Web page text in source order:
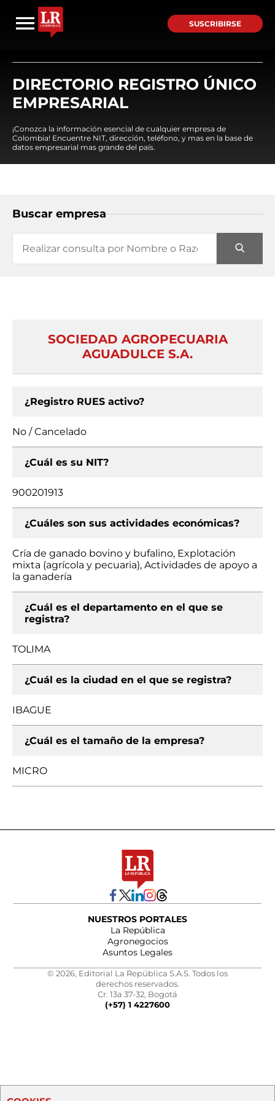
SUSCRIBIRSE
DIRECTORIO REGISTRO ÚNICO
EMPRESARIAL
¡Conozca la información esencial de cualquier empresa de
Colombia! Encuentre NIT, dirección, teléfono, y mas en la base de
datos empresarial mas grande del país.
Buscar empresa
SOCIEDAD AGROPECUARIA
AGUADULCE S.A.
¿Registro RUES activo?
No / Cancelado
¿Cuál es su NIT?
900201913
¿Cuáles son sus actividades económicas?
Cría de ganado bovino y bufalino, Explotación
mixta (agrícola y pecuaria), Actividades de apoyo a
la ganadería
¿Cuál es el departamento en el que se
registra?
TOLIMA
¿Cuál es la ciudad en el que se registra?
IBAGUE
¿Cuál es el tamaño de la empresa?
MICRO
NUESTROS PORTALES
La República
Agronegocios
Asuntos Legales
© 2026, Editorial La República S.A.S. Todos los
derechos reservados.
Cr. 13a 37-32, Bogotá
(+57) 1 4227600